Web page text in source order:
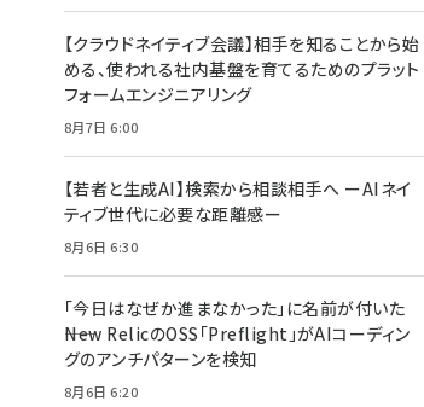
【クラウドネイティブ会議】相手を知ることから始
める、使われる社内基盤を育てるためのプラット
フォームエンジニアリング
8月7日 6:00
【若者と生成AI】検索から相談相手へ ーAIネイ
ティブ世代に必要な距離感ー
8月6日 6:30
「今日はなぜか進まなかった」に名前が付いた
――New RelicのOSS「Preflight」がAIコーディン
グのアンチパターンを検知
8月6日 6:20